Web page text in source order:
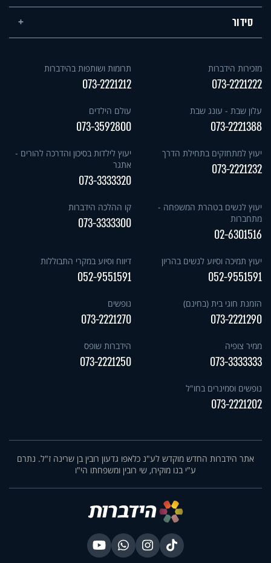
סידור
מזכירות הידברות
073-2221222
תרומות ושותפות בהידברות
073-2221212
עלון שבת - עונג שבת
073-2221388
עולם הילדים
073-3592800
יעוץ למתחזקים בתחילת הדרך
073-2221232
יעוץ לילדות בסיכון והדרכה להורים -
אתגר
073-3333320
יעוץ לנשים בטהרת המשפחה -
מתחברות
02-6301516
קו ההלכה הידברות
073-3333300
יעוץ תמיכה וסיוע לנשים בהריון
052-9551591
דיווח וסיוע במקרי התבוללות
052-9551591
הזמנת חוגי בית (בחינם)
073-2221290
נופשים
073-2221270
ממיר צופיה
073-3333333
הידברות שופס
073-2221250
נופשים וסמינרים בחו"ל
073-2221202
אתר הידברות החדש מוקדש לע"נ כלאפו גדעון רובין בן שרינה ז"ל. נתרם
ע"י בנו מוקירו, שי רובין ומשפחתו הי"ו